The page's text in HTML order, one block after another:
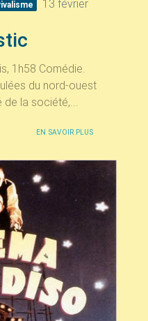
13 février
1h58 Comédie.
du nord-ouest
de la société,...
EN SAVOIR PLUS